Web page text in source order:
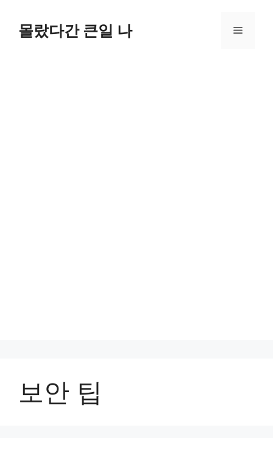
몰랐다간 큰일 나 메
보안 팁